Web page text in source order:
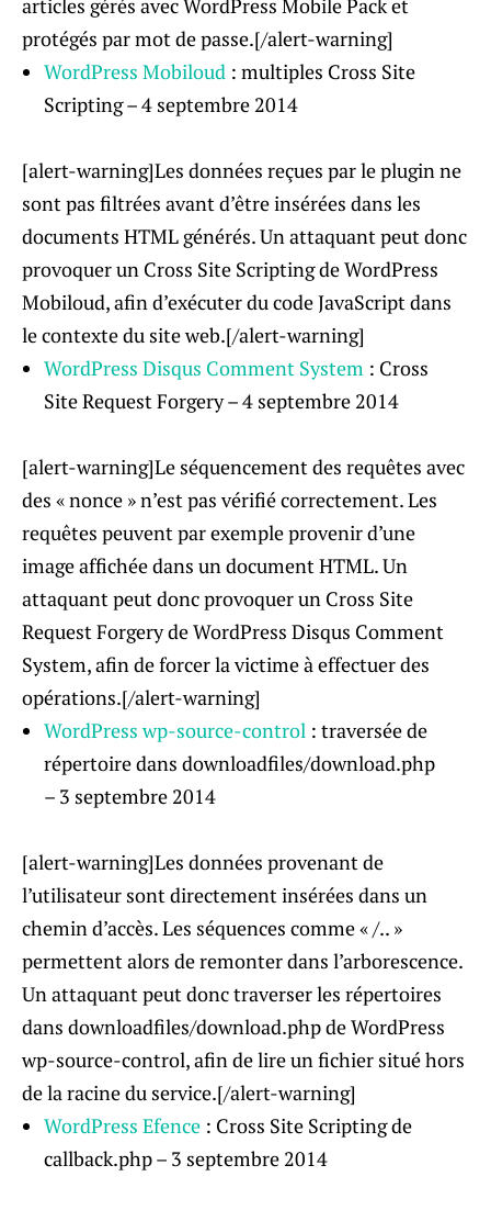
articles gérés avec WordPress Mobile Pack et
protégés par mot de passe.[/alert-warning]
WordPress Mobiloud : multiples Cross Site
Scripting – 4 septembre 2014
[alert-warning]Les données reçues par le plugin ne
sont pas filtrées avant d’être insérées dans les
documents HTML générés. Un attaquant peut donc
provoquer un Cross Site Scripting de WordPress
Mobiloud, afin d’exécuter du code JavaScript dans
le contexte du site web.[/alert-warning]
WordPress Disqus Comment System : Cross
Site Request Forgery – 4 septembre 2014
[alert-warning]Le séquencement des requêtes avec
des « nonce » n’est pas vérifié correctement. Les
requêtes peuvent par exemple provenir d’une
image affichée dans un document HTML. Un
attaquant peut donc provoquer un Cross Site
Request Forgery de WordPress Disqus Comment
System, afin de forcer la victime à effectuer des
opérations.[/alert-warning]
WordPress wp-source-control : traversée de
répertoire dans downloadfiles/download.php
– 3 septembre 2014
[alert-warning]Les données provenant de
l’utilisateur sont directement insérées dans un
chemin d’accès. Les séquences comme « /.. »
permettent alors de remonter dans l’arborescence.
Un attaquant peut donc traverser les répertoires
dans downloadfiles/download.php de WordPress
wp-source-control, afin de lire un fichier situé hors
de la racine du service.[/alert-warning]
WordPress Efence : Cross Site Scripting de
callback.php – 3 septembre 2014